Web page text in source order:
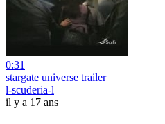
0:31
stargate universe trailer
l-scuderia-l
il y a 17 ans